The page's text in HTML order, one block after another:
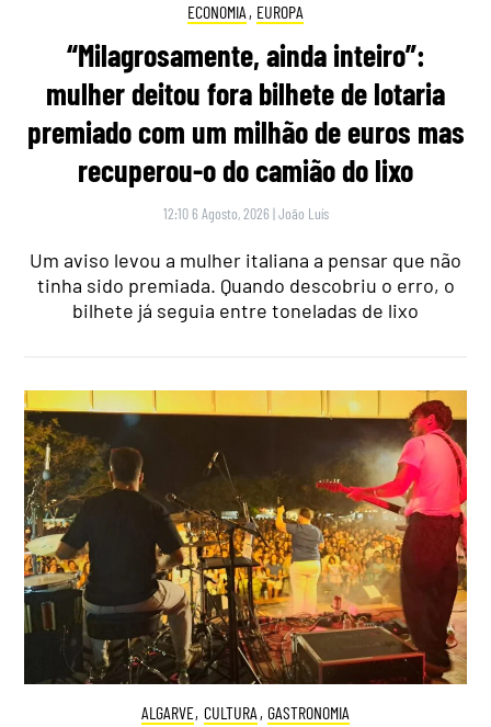
ECONOMIA , EUROPA
“Milagrosamente, ainda inteiro”:
mulher deitou fora bilhete de lotaria
premiado com um milhão de euros mas
recuperou-o do camião do lixo
12:10 6 Agosto, 2026 |João Luís
Um aviso levou a mulher italiana a pensar que não
tinha sido premiada. Quando descobriu o erro, o
bilhete já seguia entre toneladas de lixo
ALGARVE, CULTURA , GASTRONOMIA